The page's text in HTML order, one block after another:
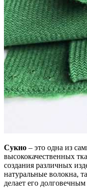
Сукно – это одна из
высококачественных
создания различных
натуральные волокна,
делает его